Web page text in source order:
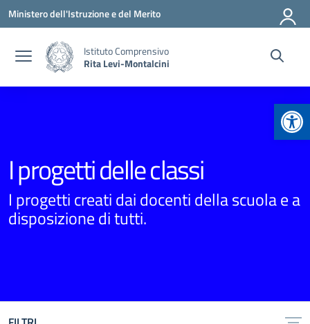
Vai ai contenuti
Vai al menu di navigazione
Vai al footer
Ministero dell'Istruzione e del Merito
Istituto Comprensivo
Rita Levi-Montalcini
I progetti delle classi
I progetti creati dai docenti della scuola e a
disposizione di tutti.